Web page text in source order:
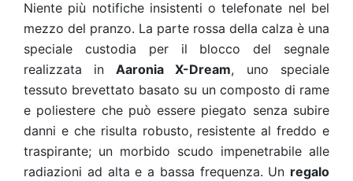
Niente più notifiche insistenti o telefonate nel bel
mezzo del pranzo. La parte rossa della calza è una
speciale custodia per il blocco del segnale
realizzata in Aaronia X-Dream, uno speciale
tessuto brevettato basato su un composto di rame
e poliestere che può essere piegato senza subire
danni e che risulta robusto, resistente al freddo e
traspirante; un morbido scudo impenetrabile alle
radiazioni ad alta e a bassa frequenza. Un regalo